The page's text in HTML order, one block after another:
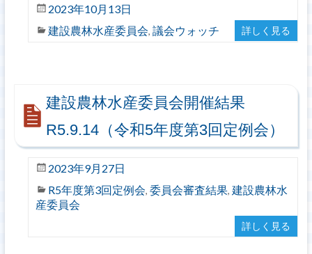
2023年10月13日
建設農林水産委員会, 議会ウォッチ 詳しく見る
建設農林水産委員会開催結果
R5.9.14（令和5年度第3回定例会）
2023年9月27日
R5年度第3回定例会, 委員会審査結果, 建設農林水
産委員会
詳しく見る